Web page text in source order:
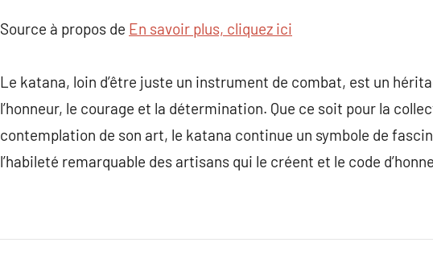
Source à propos de En savoir plus, cliquez ici
Le katana, loin d’être juste un instrument de combat, est un
l’honneur, le courage et la détermination. Que ce soit pour la
contemplation de son art, le katana continue un symbole de
l’habileté remarquable des artisans qui le créent et le code